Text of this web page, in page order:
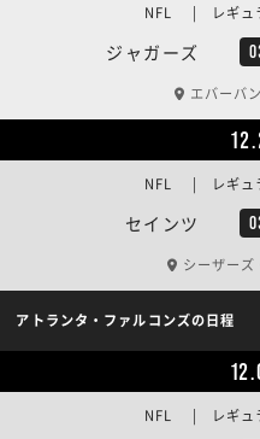
ジャガーズ
NFL | レギュ
エバーバ
セインツ
NFL | レギュ
シーザー
アトランタ・ファルコンズの日程
NFL | レギュ